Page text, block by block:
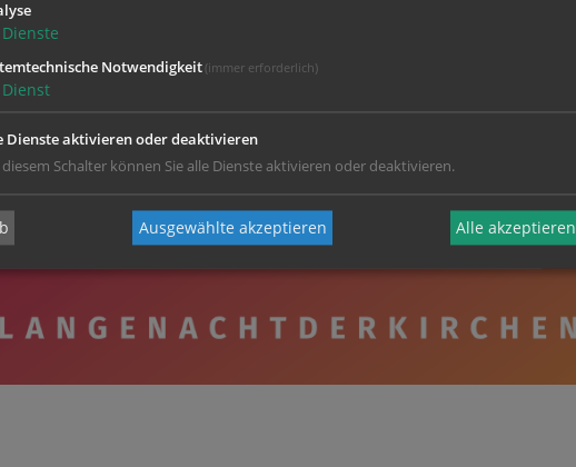
Dienste
Notwendigkeit (immer erforderlich)
Dienst
Dienste aktivieren oder deaktivieren
Schalter können Sie alle Dienste aktivieren oder deaktivieren.
Ausgewählte akzeptieren Alle akzeptieren